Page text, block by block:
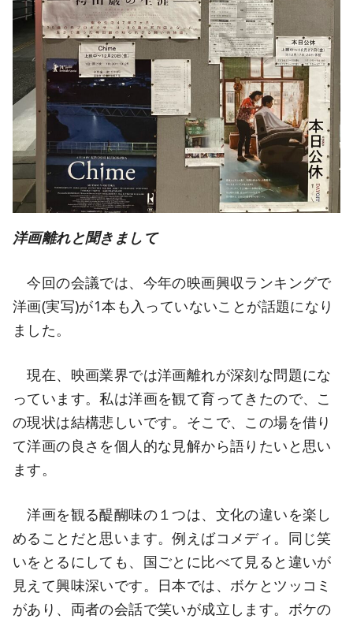
洋画離れと聞きまして
今回の会議では、今年の映画興収ランキングで
洋画(実写)が1本も入っていないことが話題になり
ました。
現在、映画業界では洋画離れが深刻な問題にな
っています。私は洋画を観て育ってきたので、こ
の現状は結構悲しいです。そこで、この場を借り
て洋画の良さを個人的な見解から語りたいと思い
ます。
洋画を観る醍醐味の１つは、文化の違いを楽し
めることだと思います。例えばコメディ。同じ笑
いをとるにしても、国ごとに比べて見ると違いが
見えて興味深いです。日本では、ボケとツッコミ
があり、両者の会話で笑いが成立します。ボケの